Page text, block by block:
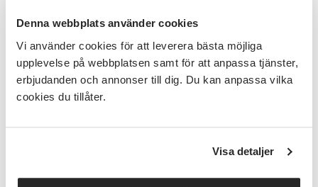
Denna webbplats använder cookies
Vi använder cookies för att leverera bästa möjliga
upplevelse på webbplatsen samt för att anpassa tjänster,
erbjudanden och annonser till dig. Du kan anpassa vilka
cookies du tillåter.
Visa detaljer
Bra att veta
Anmälan är bindande, men du har rätt att prova
på vid första tillfället.Ev. avbokning måste
ske innan andra kurstillfället för att inte bli
betalningsskyldig
Med reservation för att startdatum kan komma